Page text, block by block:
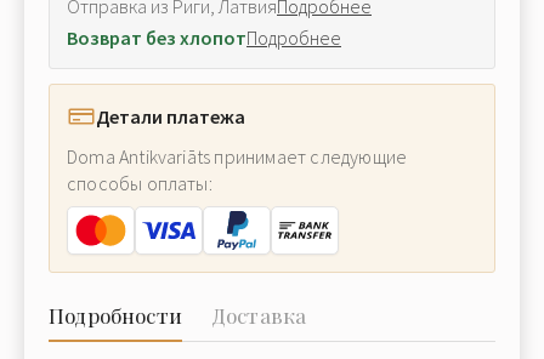
Отправка из Риги, ЛатвияПодробнее
Возврат без хлопотПодробнее
Детали платежа
Doma Antikvariāts принимает следующие
способы оплаты:
Подробности Доставка